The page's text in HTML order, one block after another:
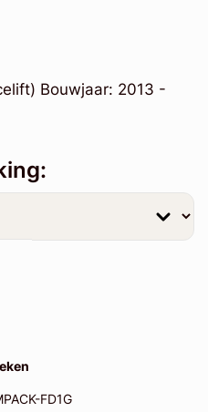
Bouwjaar: 2013 -
FD1G